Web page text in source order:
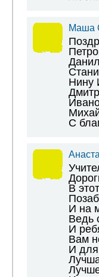
Маша
Нину
С
В
И на
Ведь
И
Вам
И для